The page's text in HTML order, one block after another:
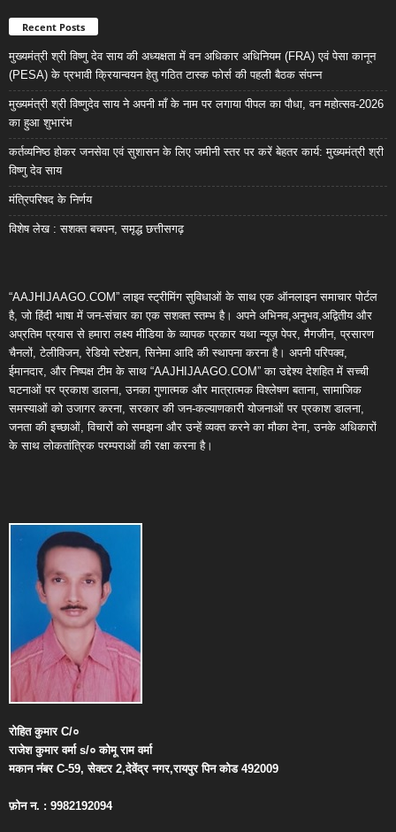
Recent Posts
मुख्यमंत्री श्री विष्णु देव साय की अध्यक्षता में वन अधिकार अधिनियम (FRA) एवं पेसा कानून
(PESA) के प्रभावी क्रियान्वयन हेतु गठित टास्क फोर्स की पहली बैठक संपन्न
मुख्यमंत्री श्री विष्णुदेव साय ने अपनी माँ के नाम पर लगाया पीपल का पौधा, वन महोत्सव-2026
का हुआ शुभारंभ
कर्तव्यनिष्ठ होकर जनसेवा एवं सुशासन के लिए जमीनी स्तर पर करें बेहतर कार्य: मुख्यमंत्री श्री
विष्णु देव साय
मंत्रिपरिषद के निर्णय
विशेष लेख : सशक्त बचपन, समृद्ध छत्तीसगढ़
“AAJHIJAAGO.COM” लाइव स्ट्रीमिंग सुविधाओं के साथ एक ऑनलाइन समाचार पोर्टल
है, जो हिंदी भाषा में जन-संचार का एक सशक्त स्तम्भ है। अपने अभिनव,अनुभव,अद्वितीय और
अप्रतिम प्रयास से हमारा लक्ष्य मीडिया के व्यापक प्रकार यथा न्यूज़ पेपर, मैगजीन, प्रसारण
चैनलों, टेलीविजन, रेडियो स्टेशन, सिनेमा आदि की स्थापना करना है। अपनी परिपक्व,
ईमानदार, और निष्पक्ष टीम के साथ “AAJHIJAAGO.COM” का उद्देश्य देशहित में सच्ची
घटनाओं पर प्रकाश डालना, उनका गुणात्मक और मात्रात्मक विश्लेषण बताना, सामाजिक
समस्याओं को उजागर करना, सरकार की जन-कल्याणकारी योजनाओं पर प्रकाश डालना,
जनता की इच्छाओं, विचारों को समझना और उन्हें व्यक्त करने का मौका देना, उनके अधिकारों
के साथ लोकतांत्रिक परम्पराओं की रक्षा करना है।
रोहित कुमारC/०
राजेश कुमार वर्माs/० कोमू राम वर्मा
मकान नंबरC-59,सेक्टर2,देवेंद्र नगर,रायपुर पिन कोड492009
फ़ोन न. : 9982192094